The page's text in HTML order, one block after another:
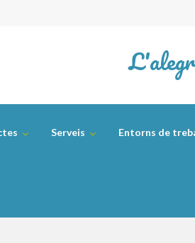
Serveis Entorns de